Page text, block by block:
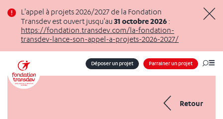
L'appel à projets 2026/2027 de la Fondation
Transdev est ouvert jusqu'au 31 octobre 2026 :
https://fondation.transdev.com/la-fondation-
transdev-lance-son-appel-a-projets-2026-2027/
Déposer un projet Parrainer un projet
Retour